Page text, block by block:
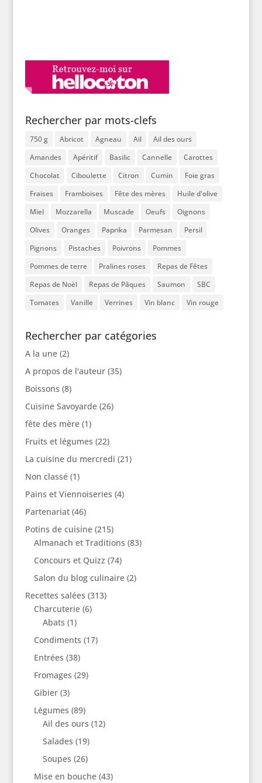
Rechercher par mots-clefs
750 g Abricot Agneau Ail
Ail des ours
Amandes
Apéritif Basilic Cannelle
Carottes
Chocolat
Ciboulette Citron Cumin
Foie gras
Fraises
Framboises Fête des mères
Huile d'olive
Miel
Mozzarella Muscade Oeufs
Oignons
Olives
Oranges Paprika Parmesan
Persil
Pignons
Pistaches Poivrons
Pommes
Pommes de terre
Pralines roses
Repas de Fêtes
Repas de Noël
Repas de Pâques Saumon
SBC
Tomates
Vanille Verrines Vin blanc Vin rouge
Rechercher par catégories
A la une(2)
A propos de l'auteur(35)
Boissons (8)
Cuisine Savoyarde(26)
fête des mère(1)
Fruits et légumes (22)
La cuisine du mercredi (21)
Non classé(1)
Pains et Viennoiseries (4)
Partenariat(46)
Potins de cuisine(215)
Almanach et Traditions (83)
Concours et Quizz (74)
Salon du blog culinaire(2)
Recettes salées (313)
Charcuterie(6)
Abats (1)
Condiments (17)
Entrées (38)
Fromages (29)
Gibier(3)
Légumes (89)
Ail des ours (12)
Salades (19)
Soupes (26)
Mise en bouche(43)